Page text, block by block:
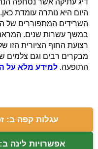
היום היא נותרה עומדת
השרידים המתפוררים של
במשך עשרות שנים. המראה
רצועת החוף הציורית הזו
מבקרים רבים וגם צלמים
התופעה. למידע מלא על
עגלות קפה ב:
אפשרויות לינה